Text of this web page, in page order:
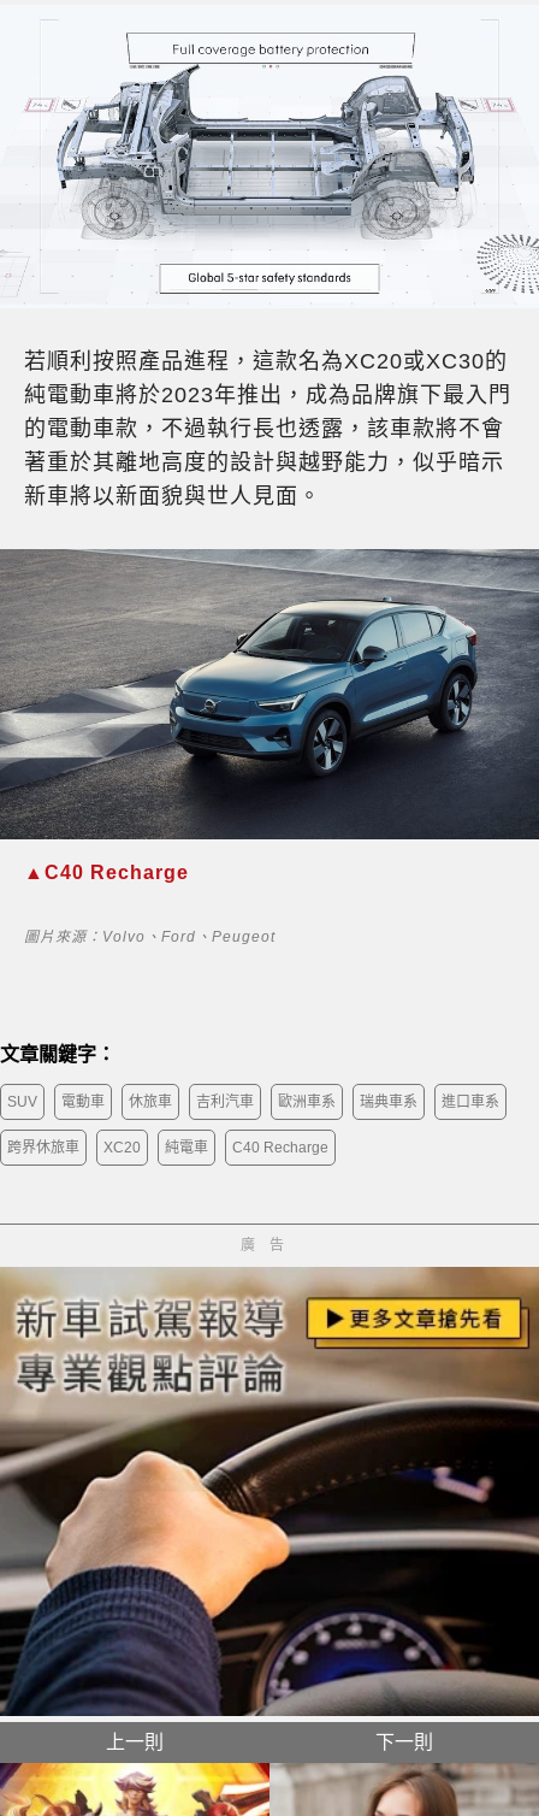
若順利按照產品進程，這款名為XC20或XC30的
純電動車將於2023年推出，成為品牌旗下最入門
的電動車款，不過執行長也透露，該車款將不會
著重於其離地高度的設計與越野能力，似乎暗示
新車將以新面貌與世人見面。
▲C40 Recharge
圖片來源：Volvo、Ford、Peugeot
文章關鍵字：
SUV 電動車 休旅車 吉利汽車 歐洲車系 瑞典車系 進口車系
跨界休旅車 XC20 純電車 C40 Recharge
廣告
上一則 下一則